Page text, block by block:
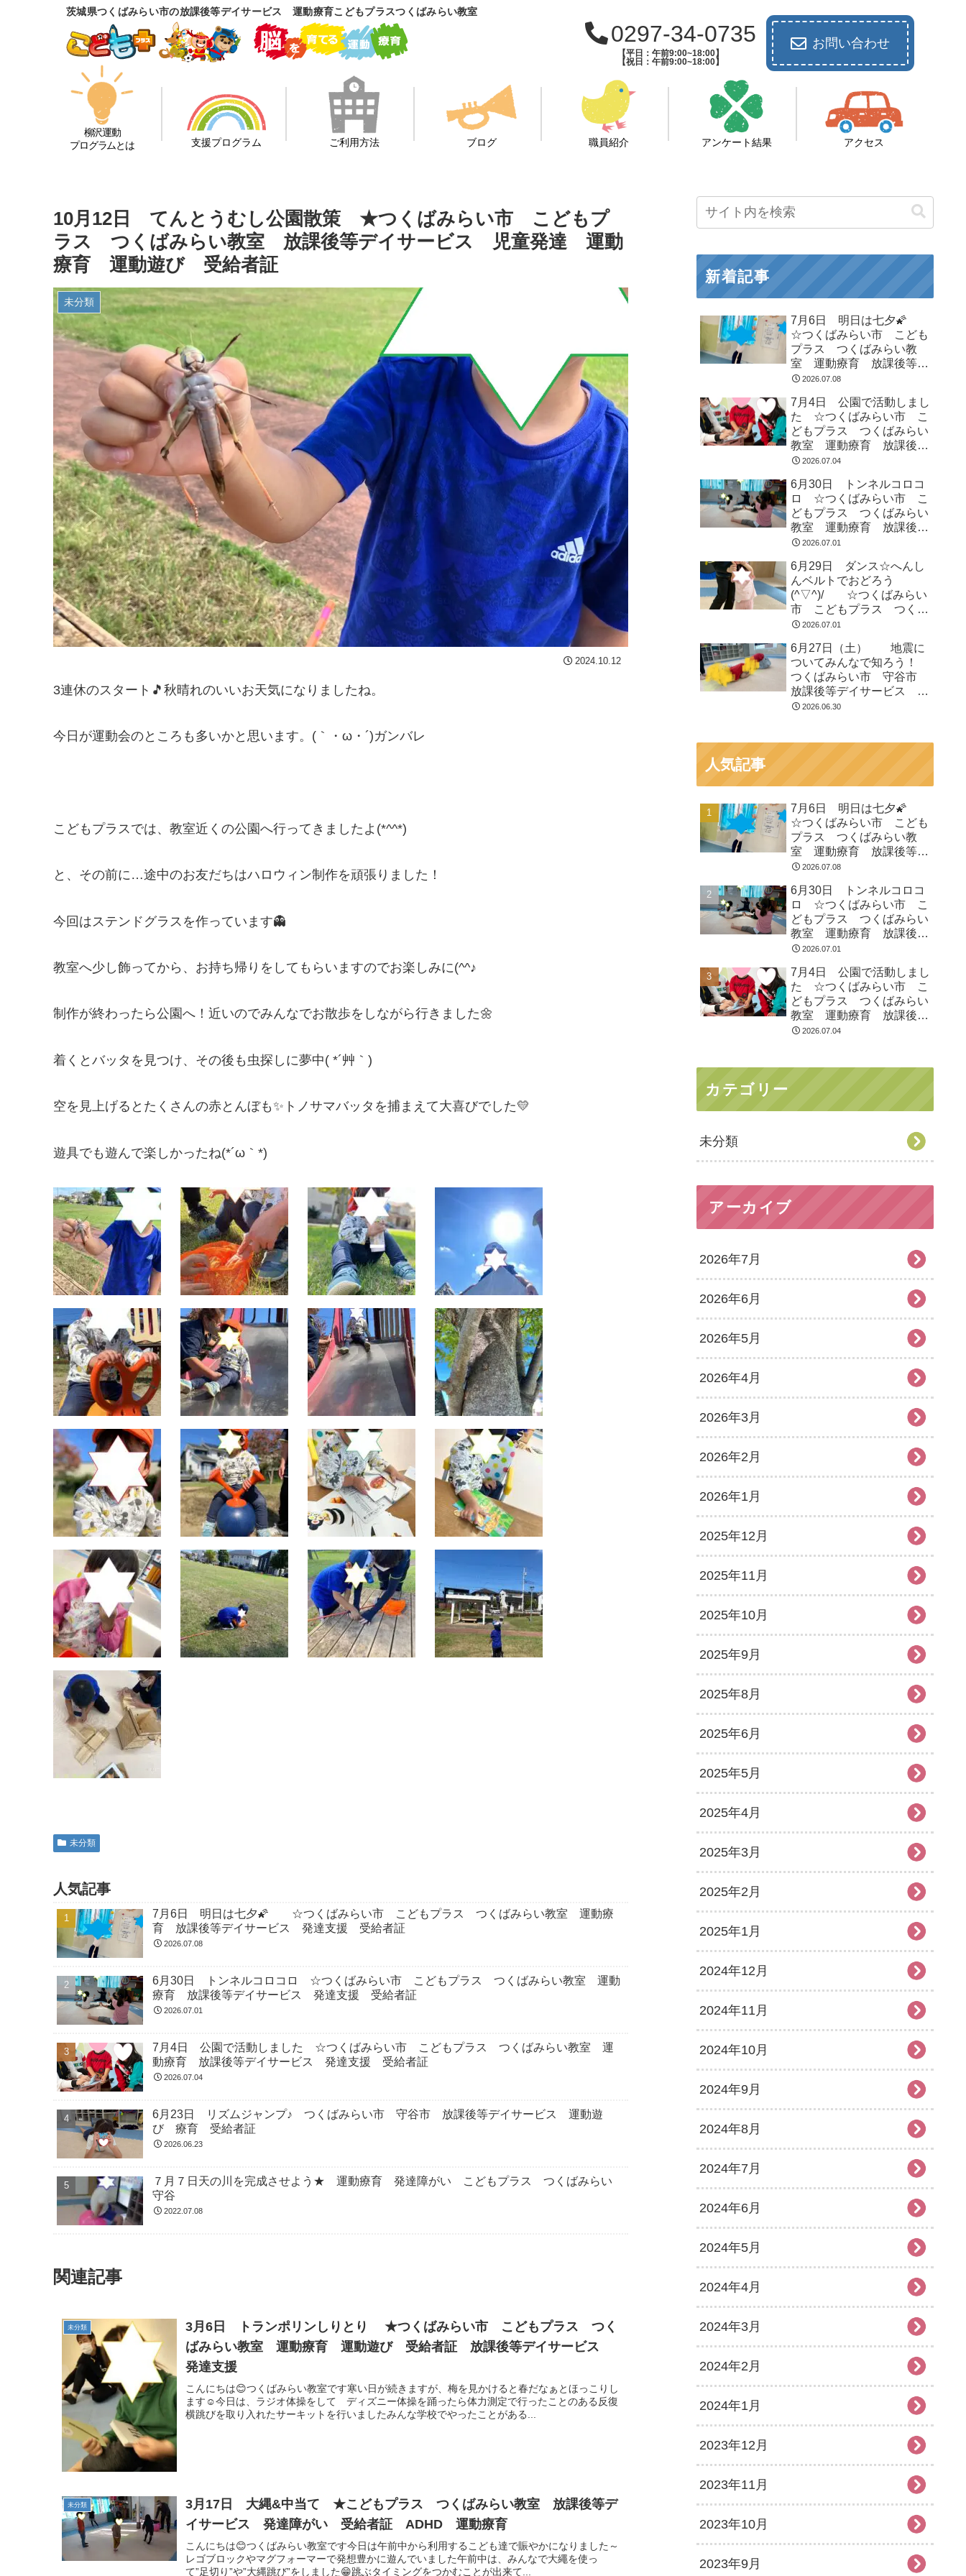
茨城県つくばみらい市の放課後等デイサービス 運動療育こどもプラスつくばみらい教室
0297-34-0735
【平日：午前9:00~18:00】
【祝日：午前9:00~18:00】
お問い合わせ
柳沢運動
プログラムとは
支援プログラム ご利用方法 ブログ 職員紹介 アンケート結果 アクセス
10月12日 てんとうむし公園散策 ★つくばみらい市 こどもプ
ラス つくばみらい教室 放課後等デイサービス 児童発達 運動
療育 運動遊び 受給者証
未分類
2024.10.12
3連休のスタート🎵秋晴れのいいお天気になりましたね。
今日が運動会のところも多いかと思います。(｀・ω・´)ガンバレ
こどもプラスでは、教室近くの公園へ行ってきましたよ(*^^*)
と、その前に…途中のお友だちはハロウィン制作を頑張りました！
今回はステンドグラスを作っています👻
教室へ少し飾ってから、お持ち帰りをしてもらいますのでお楽しみに(^^♪
制作が終わったら公園へ！近いのでみんなでお散歩をしながら行きました🌼
着くとバッタを見つけ、その後も虫探しに夢中( *´艸｀)
空を見上げるとたくさんの赤とんぼも✨トノサマバッタを捕まえて大喜びでした💛
遊具でも遊んで楽しかったね(*´ω｀*)
未分類
人気記事
7月6日 明日は七夕🌠 ☆つくばみらい市 こどもプラス つくばみらい教室 運動療
育 放課後等デイサービス 発達支援 受給者証
2026.07.08
6月30日 トンネルコロコロ ☆つくばみらい市 こどもプラス つくばみらい教室 運動
療育 放課後等デイサービス 発達支援 受給者証
2026.07.01
7月4日 公園で活動しました ☆つくばみらい市 こどもプラス つくばみらい教室 運
動療育 放課後等デイサービス 発達支援 受給者証
2026.07.04
6月23日 リズムジャンプ♪ つくばみらい市 守谷市 放課後等デイサービス 運動遊
び 療育 受給者証
2026.06.23
７月７日天の川を完成させよう★ 運動療育 発達障がい こどもプラス つくばみらい
守谷
2022.07.08
関連記事
未分類
3月6日 トランポリンしりとり ★つくばみらい市 こどもプラス つく
ばみらい教室 運動療育 運動遊び 受給者証 放課後等デイサービス
発達支援
こんにちは😊つくばみらい教室です寒い日が続きますが、梅を見かけると春だなぁとほっこりし
ます☺今日は、ラジオ体操をして ディズニー体操を踊ったら体力測定で行ったことのある反復
横跳びを取り入れたサーキットを行いましたみんな学校でやったことがある...
未分類
3月17日 大縄&中当て ★こどもプラス つくばみらい教室 放課後等デ
イサービス 発達障がい 受給者証 ADHD 運動療育
こんにちは😊つくばみらい教室です今日は午前中から利用するこども達で賑やかになりました～
レゴブロックやマグフォーマーで発想豊かに遊んでいました午前中は、みんなで大繩を使っ
て”足切り”や”大縄跳び”をしました😁跳ぶタイミングをつかむことが出来て...
新着記事
7月6日 明日は七夕🌠
☆つくばみらい市 こども
プラス つくばみらい教
室 運動療育 放課後等デ
イサービス 発達支援 受
2026.07.08
7月4日 公園で活動しまし
た ☆つくばみらい市 こ
どもプラス つくばみらい
教室 運動療育 放課後等
デイサービス 発達支援
2026.07.04
6月30日 トンネルコロコ
ロ ☆つくばみらい市 こ
どもプラス つくばみらい
教室 運動療育 放課後等
デイサービス 発達支援
2026.07.01
6月29日 ダンス☆へんし
んベルトでおどろう
(^▽^)/ ☆つくばみらい
市 こどもプラス つくば
みらい教室 運動療育 運
等デイサービス 受給者証
2026.07.01
6月27日（土） 地震に
ついてみんなで知ろう！
つくばみらい市 守谷市
放課後等デイサービス 運
動遊び 療育 受給者証
2026.06.30
人気記事
7月6日 明日は七夕🌠
☆つくばみらい市 こども
プラス つくばみらい教
室 運動療育 放課後等デ
イサービス 発達支援 受
2026.07.08
6月30日 トンネルコロコ
ロ ☆つくばみらい市 こ
どもプラス つくばみらい
教室 運動療育 放課後等
デイサービス 発達支援
2026.07.01
7月4日 公園で活動しまし
た ☆つくばみらい市 こ
どもプラス つくばみらい
教室 運動療育 放課後等
デイサービス 発達支援
2026.07.04
カテゴリー
未分類
アーカイブ
2026年7月
2026年6月
2026年5月
2026年4月
2026年3月
2026年2月
2026年1月
2025年12月
2025年11月
2025年10月
2025年9月
2025年8月
2025年6月
2025年5月
2025年4月
2025年3月
2025年2月
2025年1月
2024年12月
2024年11月
2024年10月
2024年9月
2024年8月
2024年7月
2024年6月
2024年5月
2024年4月
2024年3月
2024年2月
2024年1月
2023年12月
2023年11月
2023年10月
2023年9月